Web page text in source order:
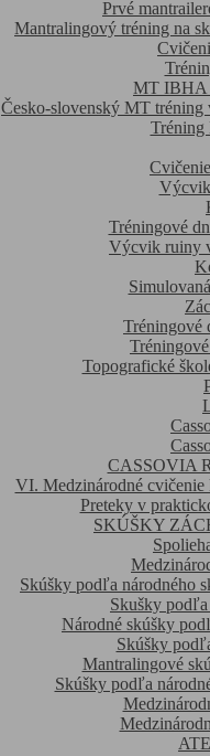
Prvé
Mantralingový tréning na
MT IBHA
Česko-slovenský MT tréning
Tréning
Výcvik
Tréningové
Výcvik ruiny
Tréningové
Topografické
CASSOVIA
VI. Medzinárodné
Preteky v
SKÚŠKY
Skúšky podľa národného
Skušky
Národné skúšky
Skúšky
Mantralingové
Skúšky podľa